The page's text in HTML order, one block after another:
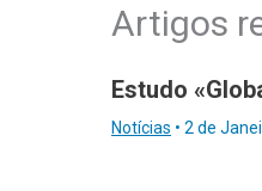
Artigos
Estudo
Notícias • 2 de